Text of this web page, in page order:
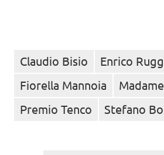
Claudio Bisio
Enrico
Fiorella Mannoia
Madame
Premio Tenco
Stefano